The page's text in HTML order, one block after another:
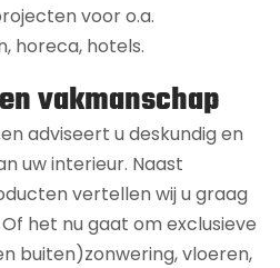
voor o.a.
horeca, hotels.
vakmanschap
adviseert u deskundig en
uw interieur. Naast
vertellen wij u graag
het nu gaat om exclusieve
buiten)zonwering, vloeren,